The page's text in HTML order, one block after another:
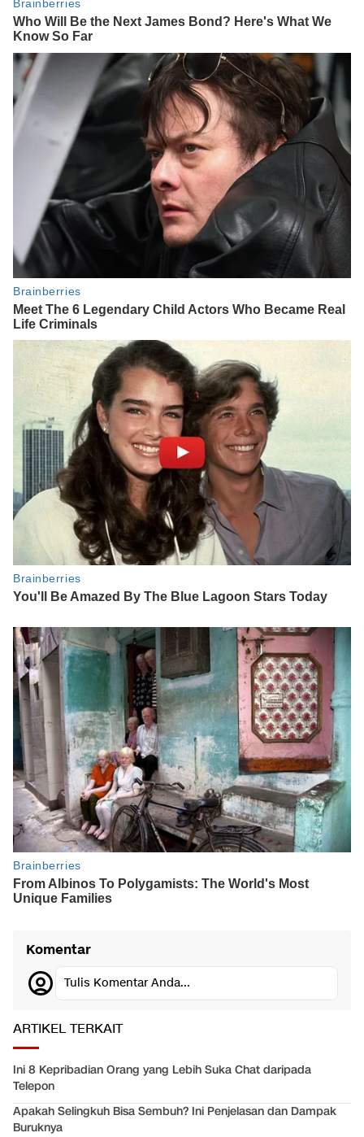
Komentar
Tulis Komentar Anda...
ARTIKEL TERKAIT
Ini 8 Kepribadian Orang yang Lebih Suka Chat daripada
Telepon
Apakah Selingkuh Bisa Sembuh? Ini Penjelasan dan Dampak
Buruknya